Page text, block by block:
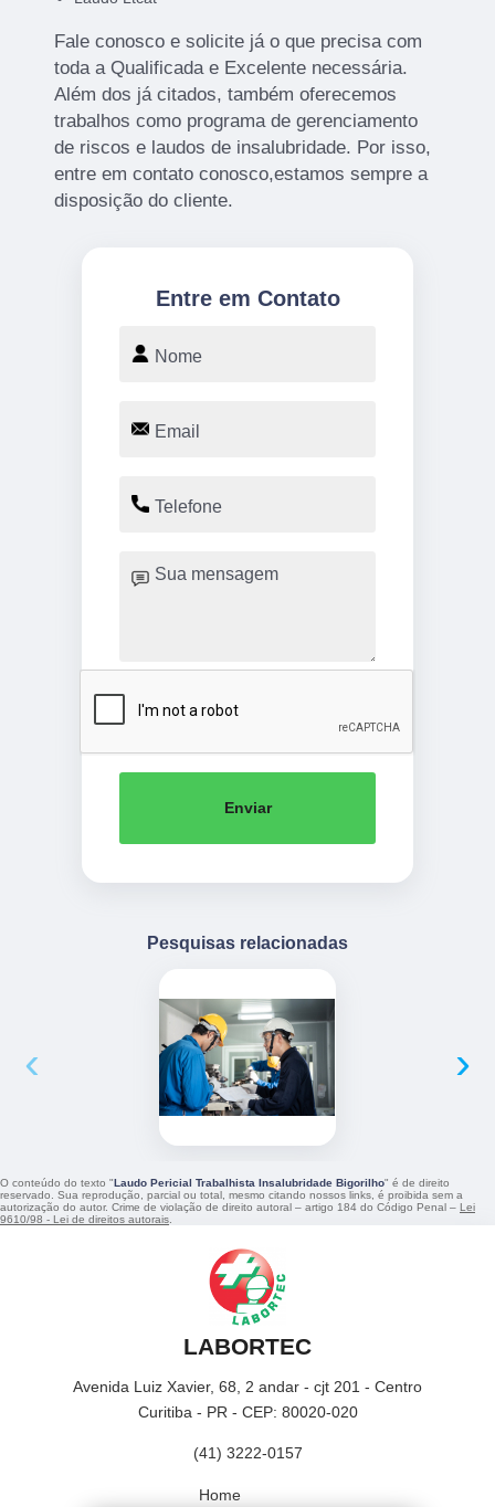
Fale conosco e solicite já o que precisa com
toda a Qualificada e Excelente necessária.
Além dos já citados, também oferecemos
trabalhos como programa de gerenciamento
de riscos e laudos de insalubridade. Por isso,
entre em contato conosco,estamos sempre a
disposição do cliente.
Entre em Contato
Enviar
Pesquisas relacionadas
‹ ›
O conteúdo do texto "Laudo Pericial Trabalhista Insalubridade Bigorilho" é de direito
reservado. Sua reprodução, parcial ou total, mesmo citando nossos links, é proibida sem a
autorização do autor. Crime de violação de direito autoral – artigo 184 do Código Penal – Lei
9610/98 - Lei de direitos autorais
LABORTEC
Avenida Luiz Xavier, 68, 2 andar - cjt 201 - Centro
Curitiba - PR - CEP: 80020-020
(41) 3222-0157
Home